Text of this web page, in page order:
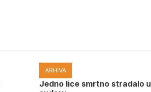
ARHIVA
Јedno lice smrtno stradalo u